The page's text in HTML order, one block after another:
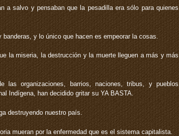
a salvo y pensaban que la pesadilla era sólo para quienes
y lo único que hacen es empeorar la cosas.
la miseria, la destrucción y la muerte lleguen a más y más
las organizaciones, barrios, naciones, tribus, y pueblos
Indígena, han decidido gritar su YA BASTA.
destruyendo nuestro país.
mueran por la enfermedad que es el sistema capitalista.